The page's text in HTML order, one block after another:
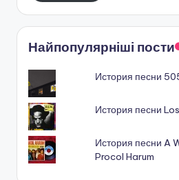
Найпопулярніші пости
История песни
История песни
История песни A
Procol Harum